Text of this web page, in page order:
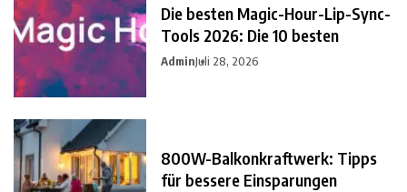
Die besten Magic-Hour-Lip-Sync-
Tools 2026: Die 10 besten
AdminJuli 28, 2026
800W-Balkonkraftwerk: Tipps
für bessere Einsparungen